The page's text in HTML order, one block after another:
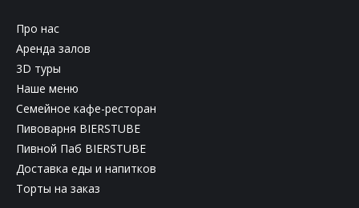
opens
in
new
window
opens
in
new
window
Про нас
Аренда залов
3D туры
Наше меню
Семейное кафе-ресторан
Пивоварня BIERSTUBE
Пивной Паб BIERSTUBE
Доставка еды и напитков
Торты на заказ